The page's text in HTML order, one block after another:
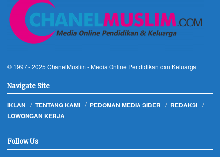
© 1997 - 2025 ChanelMuslim - Media Online Pendidikan dan Keluarga
Navigate Site
IKLAN TENTANG KAMI PEDOMAN MEDIA SIBER
REDAKSI
LOWONGAN KERJA
Follow Us